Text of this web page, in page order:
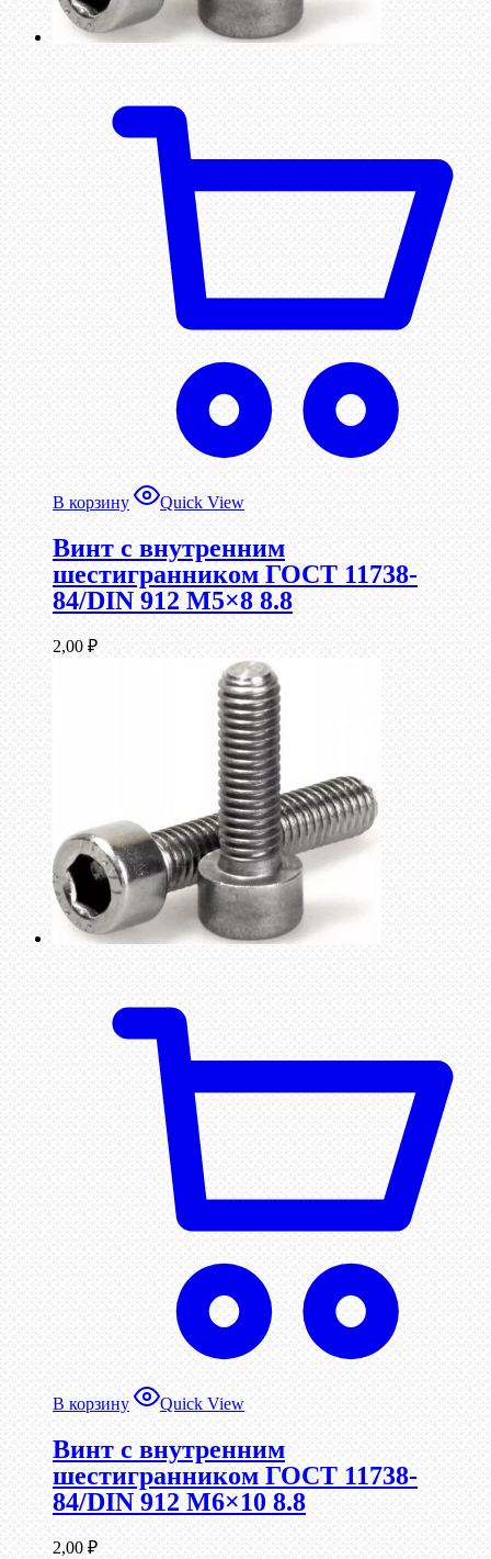
В корзину Quick View
Винт c внутренним
шестигранником ГОСТ 11738-
84/DIN 912 М5×8 8.8
2,00 ₽
В корзину Quick View
Винт c внутренним
шестигранником ГОСТ 11738-
84/DIN 912 М6×10 8.8
2,00 ₽